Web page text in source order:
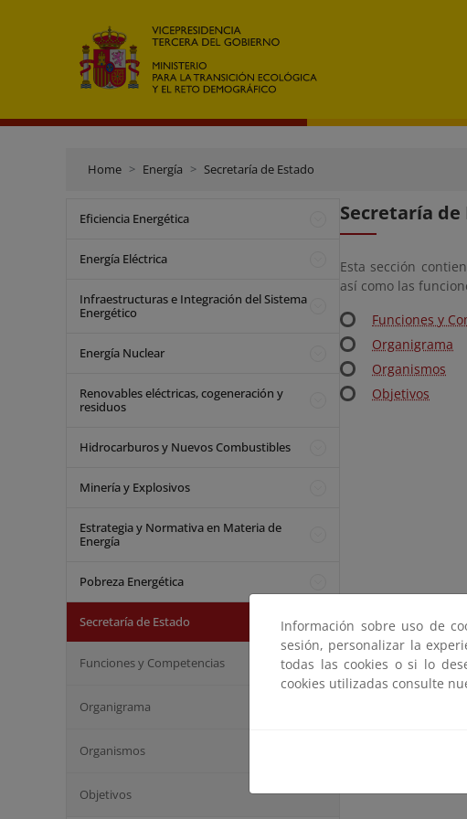
Home Energía Secretaría de Estado
Eficiencia Energética
Energía Eléctrica
Infraestructuras e Integración del Sistema
Energético
Energía Nuclear
Renovables eléctricas, cogeneración y
residuos
Hidrocarburos y Nuevos Combustibles
Minería y Explosivos
Estrategia y Normativa en Materia de
Energía
Pobreza Energética
Secretaría de Estado
Funciones y Competencias
Organigrama
Organismos
Objetivos
Secretaría de
Esta sección
así como las
Funciones y
Organigrama
Organismos
Objetivos
Información sobre uso de
sesión, personalizar la
todas las cookies o si lo
cookies utilizadas consulte